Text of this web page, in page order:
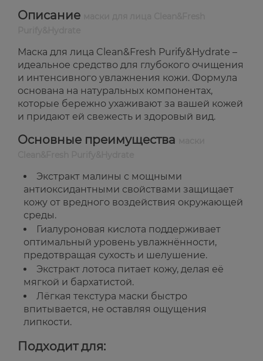
Описание
Маска для лица Clean&Fresh Purify&Hydrate –
идеальное средство для глубокого очищения
и интенсивного увлажнения кожи. Формула
основана на натуральных компонентах,
которые бережно ухаживают за вашей кожей
и придают ей свежесть и здоровый вид.
Основные преимущества
Экстракт малины с мощными
антиоксидантными свойствами защищает
кожу от вредного воздействия окружающей
среды.
Гиалуроновая кислота поддерживает
оптимальный уровень увлажнённости,
предотвращая сухость и шелушение.
Экстракт лотоса питает кожу, делая её
мягкой и бархатистой.
Лёгкая текстура маски быстро
впитывается, не оставляя ощущения
липкости.
Подходит для: